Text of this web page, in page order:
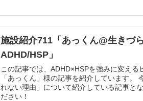
施設紹介711「あっくん@生きづ
ADHD/HSP」
この記事では、ADHD×HSPを強みに変える
「あっくん」様の記事を紹介しています。
れない理由」について紹介している記事と
ださい！